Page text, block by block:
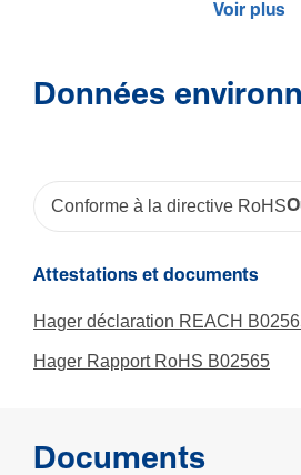
Couleur
Gris
Code RAL
7030
Fonc­tions
Voir plus
Données
Conforme à la directive RoHS
Attestations et documents
Hager déclaration REACH
Hager Rapport RoHS B02565
Documents